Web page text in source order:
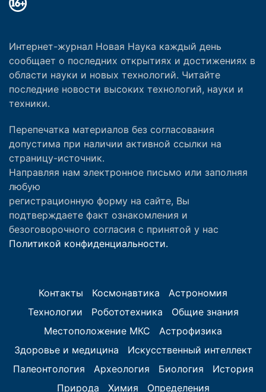
Интернет-журнал Новая Наука каждый день
сообщает о последних открытиях и достижениях в
области науки и новых технологий. Читайте
последние новости высоких технологий, науки и
техники.
Перепечатка материалов без согласования
допустима при наличии активной ссылки на
страницу-источник.
Направляя нам электронное письмо или заполняя
любую
регистрационную форму на сайте, Вы
подтверждаете факт ознакомления и
безоговорочного согласия с принятой у нас
Политикой конфиденциальности.
Контакты Космонавтика
Астрономия
Технологии
Робототехника
Общие знания
Местоположение МКС
Астрофизика
Здоровье и медицина
Искусственный интеллект
Палеонтология
Археология Биология
История
Природа
Химия Определения